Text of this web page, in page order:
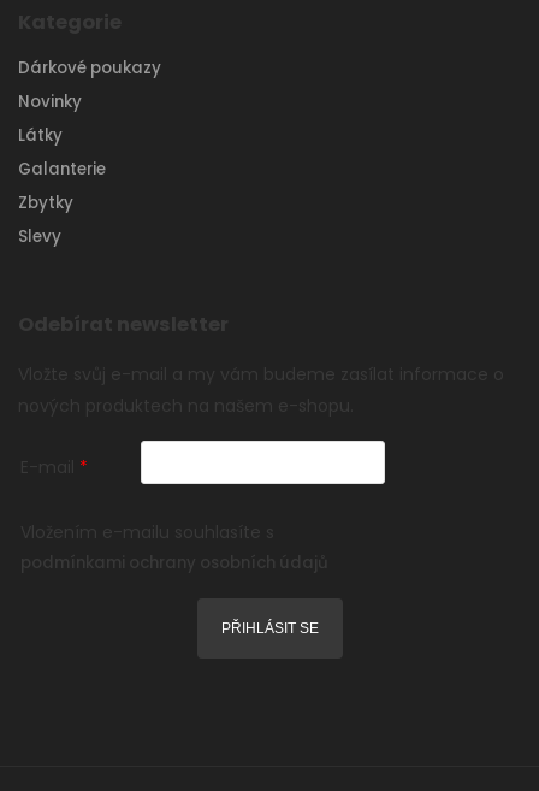
Kategorie
Dárkové poukazy
Novinky
Látky
Galanterie
Zbytky
Slevy
Odebírat newsletter
Vložte svůj e-mail a my vám budeme zasílat informace o
nových produktech na našem e-shopu.
E-mail
Vložením e-mailu souhlasíte s
podmínkami ochrany osobních údajů
PŘIHLÁSIT SE